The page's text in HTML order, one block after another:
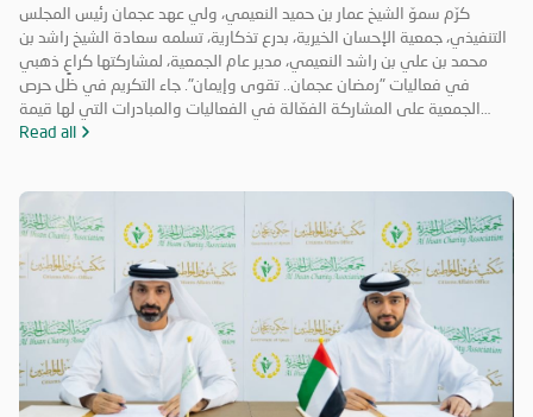
كرّم سموّ الشيخ عمار بن حميد النعيمي، ولي عهد عجمان رئيس المجلس
التنفيذي، جمعية الإحسان الخيرية، بدرع تذكارية، تسلمه سعادة الشيخ راشد بن
محمد بن علي بن راشد النعيمي، مدير عام الجمعية، لمشاركتها كراعٍ ذهبي
في فعاليات "رمضان عجمان.. تقوى وإيمان". جاء التكريم في ظل حرص
الجمعية على المشاركة الفعّالة في الفعاليات والمبادرات التي لها قيمة
مضافة تعود على المجتمع بالخير والنفع، وهو ما تتميز به فعاليات "رمضان
وواجبها تجاه الإمارة؛ إذ قامت برعاية ذهبية للفعاليات والنشاطات
والمبادرات الدينية والاجتماعية المتنوعة التي تحاكي روحانيات شهر رمضان
المبارك، انسجاماً مع نهج الخير والعطاء الذي تتبناه الجمعية منذ تأسيسها،
وتعزيزاً لمكانة الإمارة وإبراز دورها في نشر قيم الخير والمحبة في الشهر
Read all